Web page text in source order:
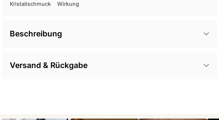
Kristallschmuck
Wirkung
Beschreibung
Versand & Rückgabe